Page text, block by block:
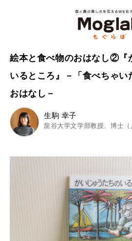
絵本と食べ物のおはなし②『
いるところ』－「食べちゃい
おはなし－
生駒 幸子
龍谷大学文学部教授、博士（